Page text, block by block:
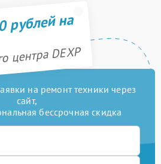
рублей на
центра DEXP
на ремонт техники через
сайт,
бессрочная скидка